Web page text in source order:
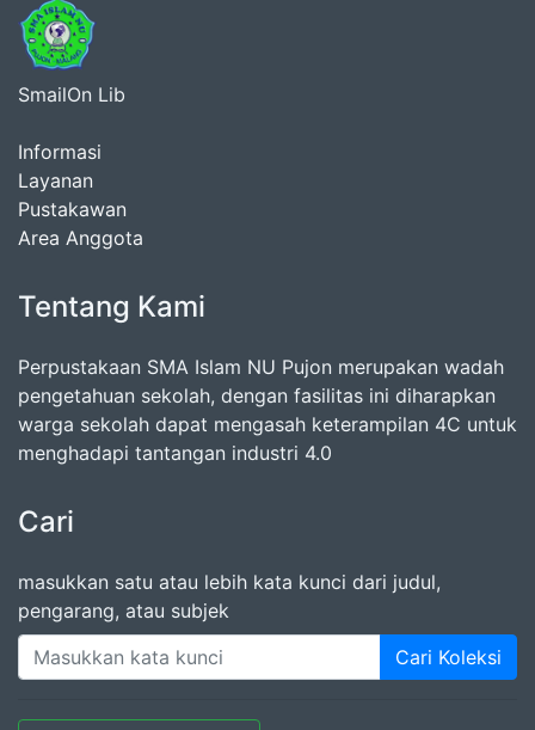
SmailOn Lib
Informasi
Layanan
Pustakawan
Area Anggota
Tentang Kami
Perpustakaan SMA Islam NU Pujon merupakan wadah
pengetahuan sekolah, dengan fasilitas ini diharapkan
warga sekolah dapat mengasah keterampilan 4C untuk
menghadapi tantangan industri 4.0
Cari
masukkan satu atau lebih kata kunci dari judul,
pengarang, atau subjek
Cari Koleksi